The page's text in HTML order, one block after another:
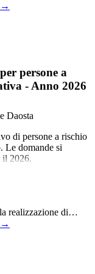
→
persone a
- Anno 2026
Daosta
di persone a rischio
Le domande si
il 2026.
realizzazione di…
→